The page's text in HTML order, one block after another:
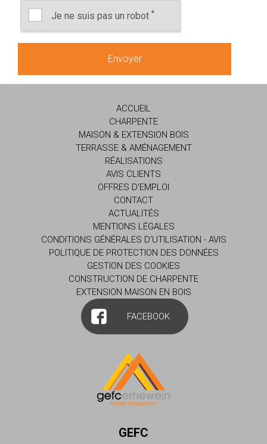
Je ne suis pas un robot *
ACCUEIL
CHARPENTE
MAISON & EXTENSION BOIS
TERRASSE & AMÉNAGEMENT
RÉALISATIONS
AVIS CLIENTS
OFFRES D'EMPLOI
CONTACT
ACTUALITÉS
MENTIONS LÉGALES
CONDITIONS GÉNÉRALES D'UTILISATION - AVIS
POLITIQUE DE PROTECTION DES DONNÉES
GESTION DES COOKIES
CONSTRUCTION DE CHARPENTE
EXTENSION MAISON EN BOIS
FACEBOOK
GEFC